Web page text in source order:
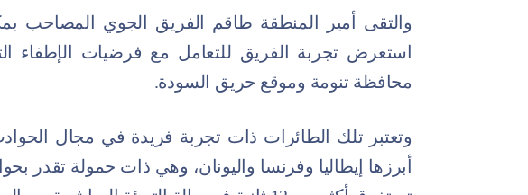
والتقى أمير المنطقة طاقم الفريق الجوي المصاحب
استعرض تجربة الفريق للتعامل مع فرضيات الإطفاء
محافظة تنومة وموقع حريق السودة.
وتعتبر تلك الطائرات ذات تجربة فريدة في مجال